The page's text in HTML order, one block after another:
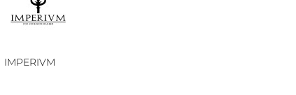
IMPERIVM